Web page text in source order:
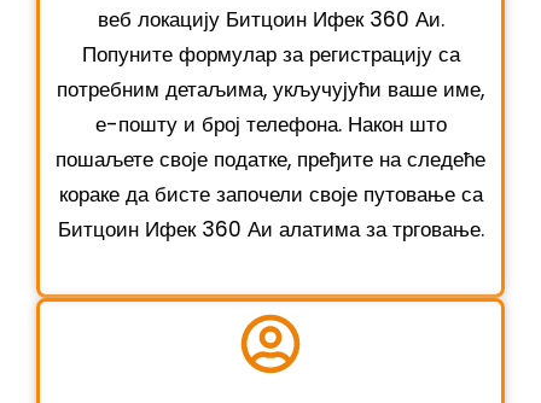
веб локацију Битцоин Ифек 360 Аи.
Попуните формулар за регистрацију са
потребним детаљима, укључујући ваше име,
е-пошту и број телефона. Након што
пошаљете своје податке, пређите на следеће
кораке да бисте започели своје путовање са
Битцоин Ифек 360 Аи алатима за трговање.